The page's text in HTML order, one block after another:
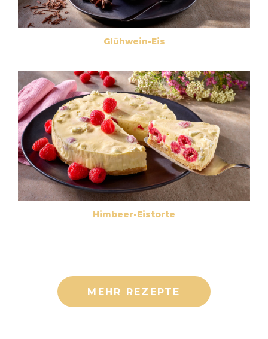
Glühwein-Eis
Himbeer-Eistorte
MEHR REZEPTE